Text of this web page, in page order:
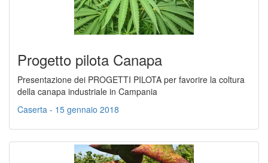
Progetto pilota Canapa
Presentazione dei PROGETTI PILOTA per favorire la coltura
della canapa industriale in Campania
Caserta - 15 gennaio 2018